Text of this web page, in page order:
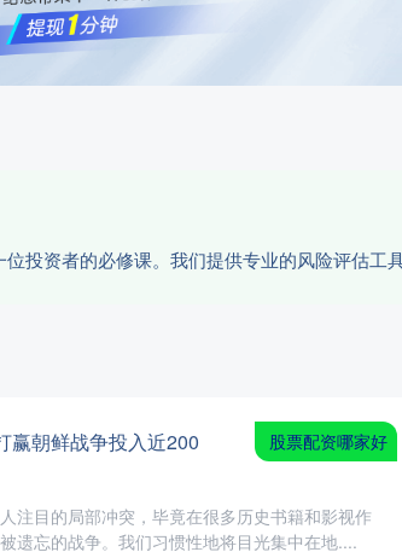
投资者的必修课。我们提供专业的风险评估工
赢朝鲜战争投入近200
注目的局部冲突，毕竟在很多历史书籍和影视作
遗忘的战争。我们习惯性地将目光集中在地....
股票配资哪家好